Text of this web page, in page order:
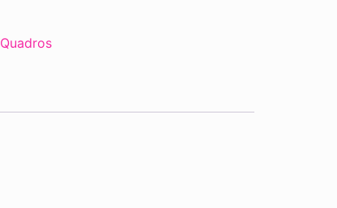
Quadros